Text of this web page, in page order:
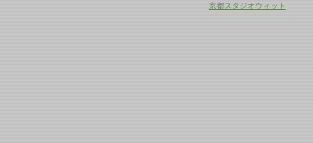
京都スタジオウィット